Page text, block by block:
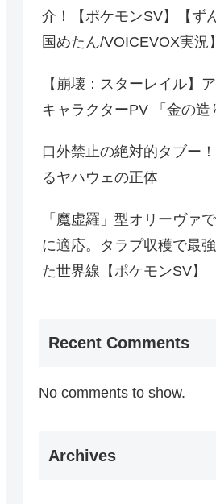
介！【ポケモンSV】【ず
国めたん/VOICEVOX実況】
【崩壊：スターレイル】
キャラクターPV 「金の造
口外禁止の絶対的タブー
るヤハウェの正体
「魔虚羅」型オリーヴァ
に適応。タラプ収穫で最
た世界線【ポケモンSV】
Recent Comments
No comments to show.
Archives